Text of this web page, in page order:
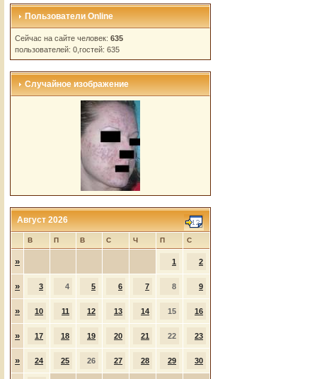
Пользователи Online
Сейчас на сайте человек: 635
пользователей: 0,гостей: 635
Случайное изображение
Август 2026
В П В С Ч П С
» 1 2
» 3 4 5 6 7 8 9
» 10 11 12 13 14 15 16
» 17 18 19 20 21 22 23
» 24 25 26 27 28 29 30